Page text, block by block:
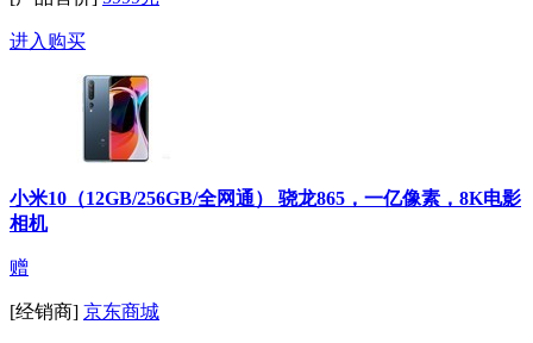
进入购买
小米10（12GB/256GB/全网通） 骁龙865，一亿像素，8K电影
相机
赠
[经销商] 京东商城